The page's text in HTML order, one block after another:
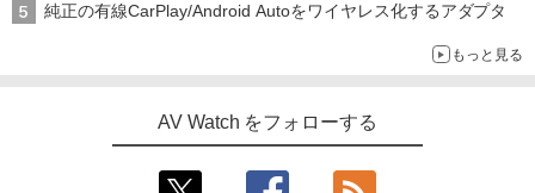
純正の有線CarPlay/Android Autoをワイヤレス化するアダプタ
もっと見る
AV Watch をフォローする